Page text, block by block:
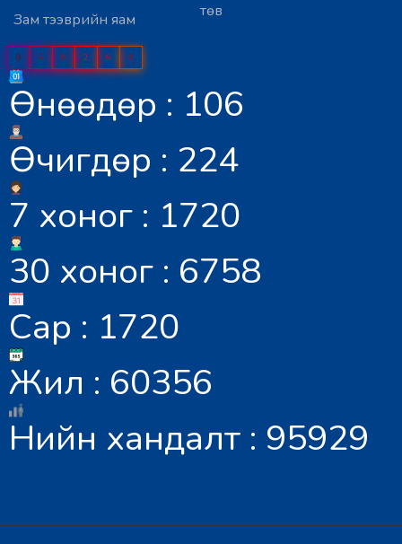
Зам тээврийн яам
төв
0 5 0 2 6 0
Өнөөдөр : 106
Өчигдөр : 224
7 хоног : 1720
30 хоног : 6758
Сар : 1720
Жил : 60356
Нийн хандалт : 95929